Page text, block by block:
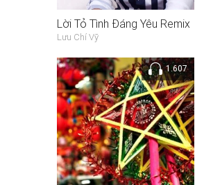
Lời Tỏ Tình Đáng Yêu Remix
Lưu Chí Vỹ
1.607